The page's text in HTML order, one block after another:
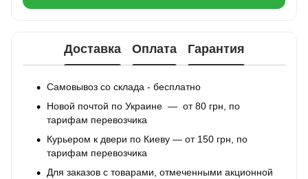
Доставка Оплата Гарантия
Самовывоз со склада - бесплатно
Новой почтой по Украине — от 80 грн, по
тарифам перевозчика
Курьером к двери по Киеву — от 150 грн, по
тарифам перевозчика
Для заказов с товарами, отмеченными акционной